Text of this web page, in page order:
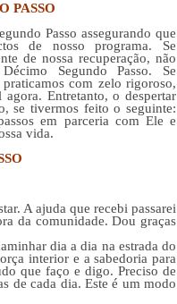
PASSO
Passo assegurando que
de nosso programa. Se
de nossa recuperação, não
Segundo Passo. Se
com zelo rigoroso,
Entretanto, o despertar
se tivermos feito o seguinte:
em parceria com Ele e
vida.
A ajuda que recebi passarei
da comunidade. Dou graças
dia a dia na estrada do
interior e a sabedoria para
que faço e digo. Preciso de
de cada dia. Este é um modo